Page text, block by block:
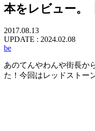
本をレビュー。
2017.08.13
UPDATE : 2024.02.08
be
あのてんやわんや街長か
た！今回はレッドストー